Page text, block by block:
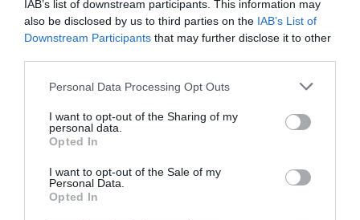
IAB’s list of downstream participants. This information may
also be disclosed by us to third parties on the IAB’s List of
Downstream Participants that may further disclose it to other
Personal Data Processing Opt Outs
I want to opt-out of the Sharing of my
personal data.
Opted In
I want to opt-out of the Sale of my
Personal Data.
Opted In
RÉPONDRE
commenté :
min
différence ni aucune gêne…pour n’en avoir essayé
aucune des trois, et pour n’avoir pas l’intention de la
RÉPONDRE